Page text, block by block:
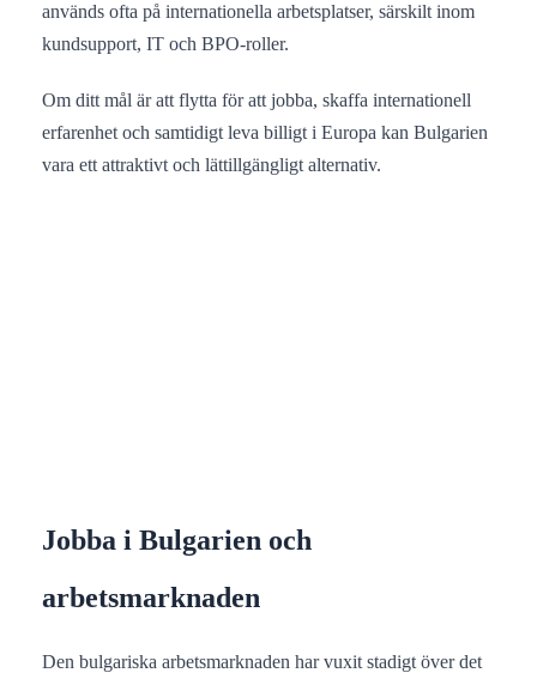
används ofta på internationella arbetsplatser, särskilt inom
kundsupport, IT och BPO-roller.
Om ditt mål är att flytta för att jobba, skaffa internationell
erfarenhet och samtidigt leva billigt i Europa kan Bulgarien
vara ett attraktivt och lättillgängligt alternativ.
Jobba i Bulgarien och
arbetsmarknaden
Den bulgariska arbetsmarknaden har vuxit stadigt över det